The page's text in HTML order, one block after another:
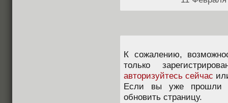
К сожалению,
только
авторизуйтесь сейчас
Если вы уже прошли
обновить страницу.